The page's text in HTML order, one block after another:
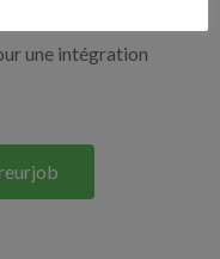
une intégration